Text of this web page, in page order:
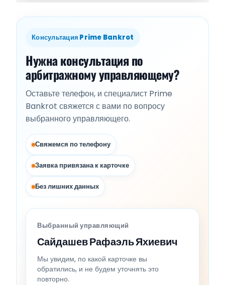
Консультация Prime Bankrot
Нужна консультация по
арбитражному управляющему?
Оставьте телефон, и специалист Prime
Bankrot свяжется с вами по вопросу
выбранного управляющего.
Свяжемся по телефону
Заявка привязана к карточке
Без лишних данных
Выбранный управляющий
Сайдашев Рафаэль Яхиевич
Мы увидим, по какой карточке вы
обратились, и не будем уточнять это
повторно.